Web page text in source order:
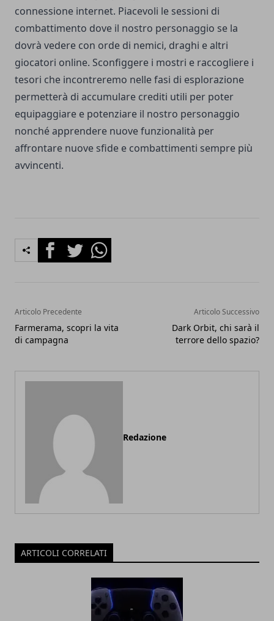
connessione internet. Piacevoli le sessioni di
combattimento dove il nostro personaggio se la
dovrà vedere con orde di nemici, draghi e altri
giocatori online. Sconfiggere i mostri e raccogliere i
tesori che incontreremo nelle fasi di esplorazione
permetterà di accumulare crediti utili per poter
equipaggiare e potenziare il nostro personaggio
nonché apprendere nuove funzionalità per
affrontare nuove sfide e combattimenti sempre più
avvincenti.
FacebookTwitterWhatsapp
Articolo Precedente
Farmerama, scopri la vita
di campagna
Articolo Successivo
Dark Orbit, chi sarà il
terrore dello spazio?
Redazione
ARTICOLI CORRELATI